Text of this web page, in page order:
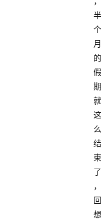
半
个
月
的
假
期
就
这
么
结
束
了
，
回
想